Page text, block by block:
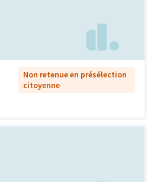
Non retenue en présélection
citoyenne